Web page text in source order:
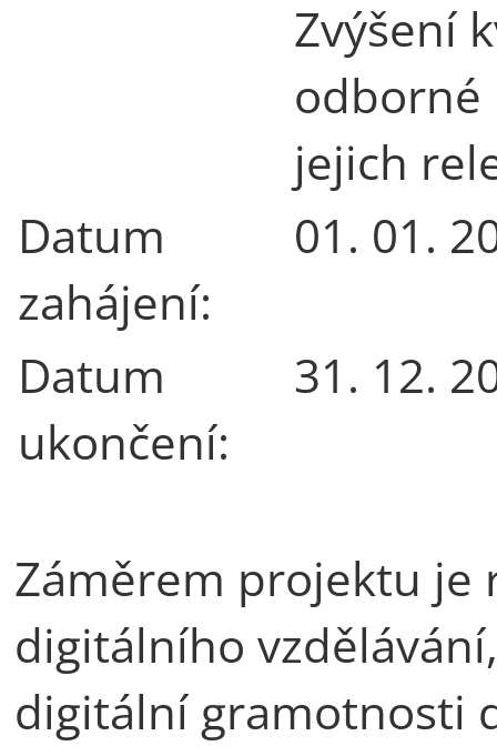
Zvýšení
odborné
jejich
Datum
zahájení:
01. 01.
Datum
ukončení:
31. 12.
Záměrem projektu je
digitálního
digitální gramotnosti